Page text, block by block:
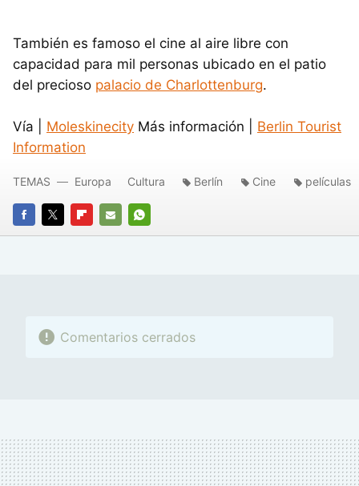
También es famoso el cine al aire libre con
capacidad para mil personas ubicado en el patio
del precioso palacio de Charlottenburg.
Vía | Moleskinecity Más información | Berlin Tourist
Information
FACEBOOK
TWITTERFLIPBOARD
E-
WHATSAPP
TEMAS Europa Cultura Berlín Cine películas
Comentarios cerrados